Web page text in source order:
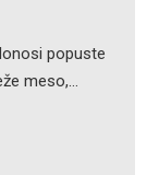
popuste
meso,…